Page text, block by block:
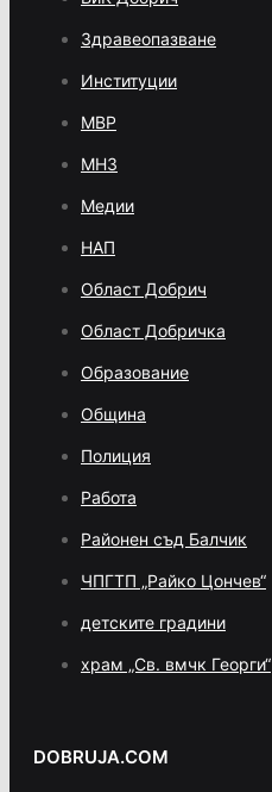
Здравеопазване
Институции
МВР
МНЗ
Медии
НАП
Област Добрич
Област Добричка
Образование
Община
Полиция
Работа
Районен съд Балчик
ЧПГТП „Райко Цончев“
детските градини
храм „Св. вмчк Георги“
DOBRUJA.COM